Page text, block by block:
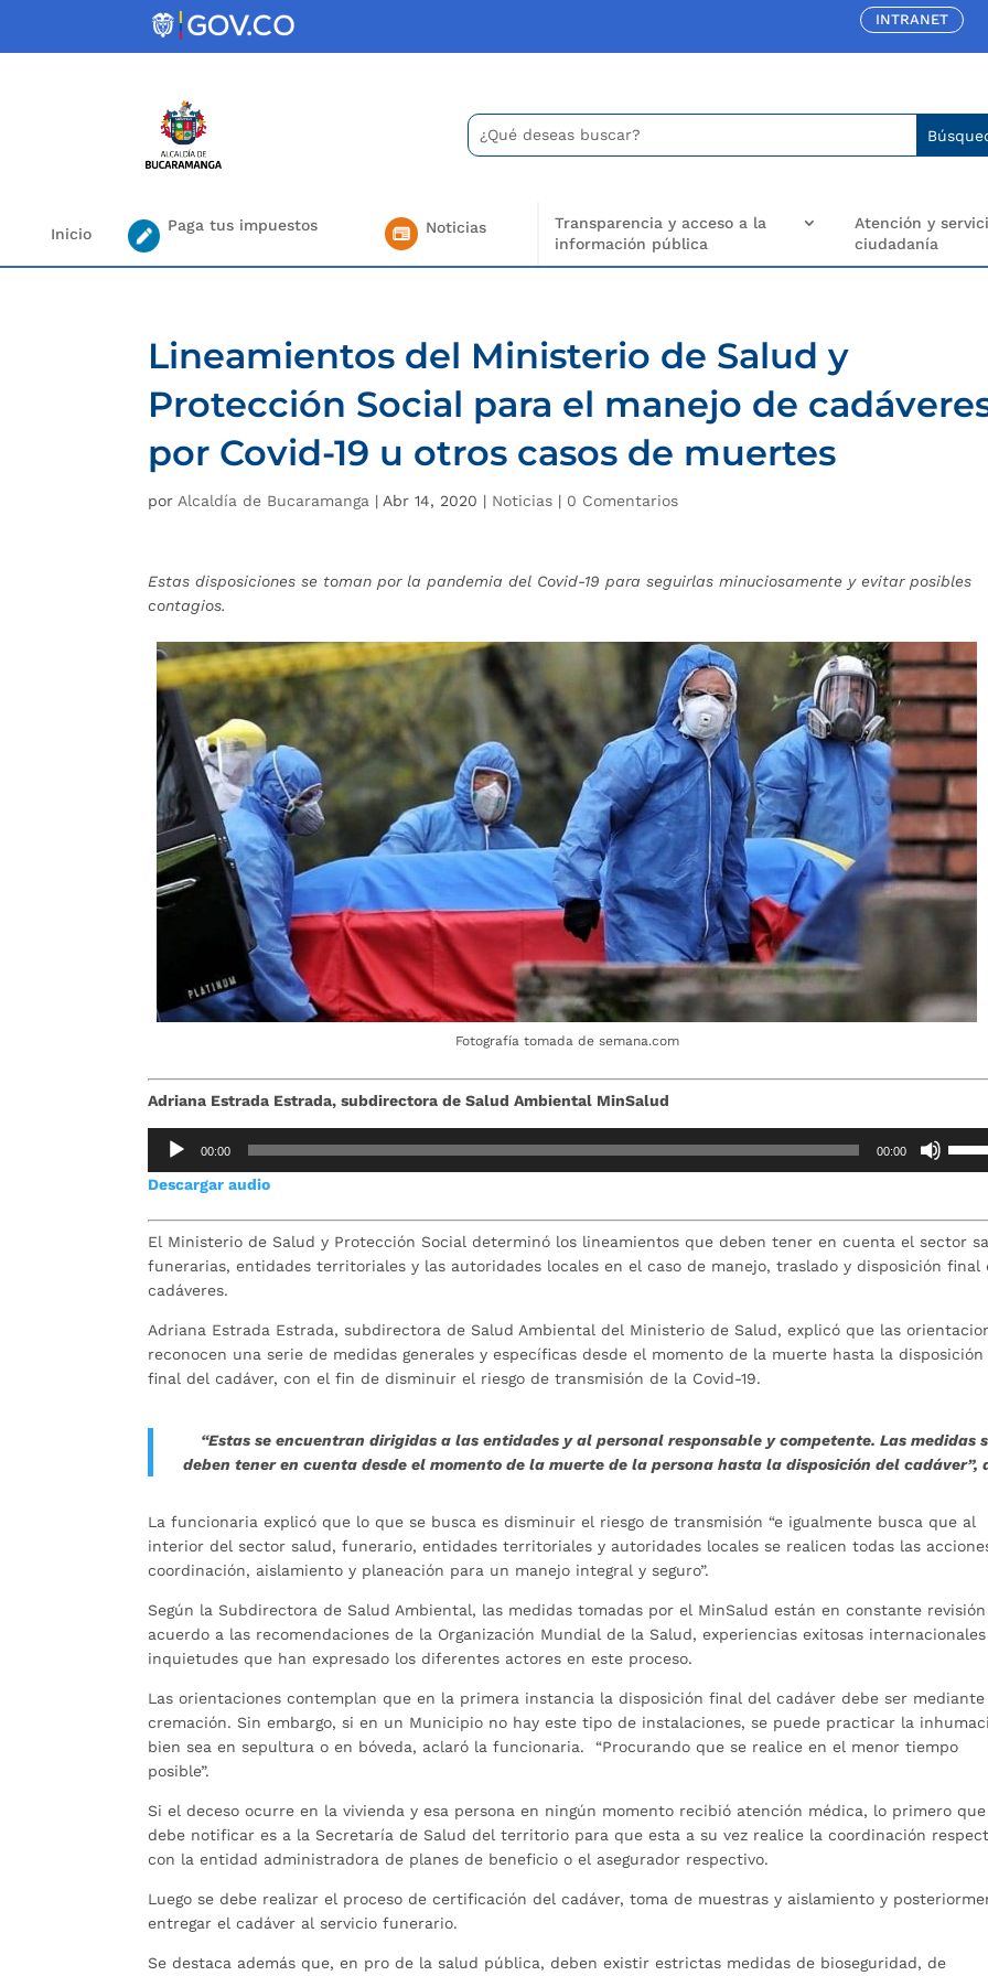
INTRANET
Buscar:
Search
for...
Inicio Paga tus impuestos Noticias
Transparencia y acceso a la
información pública
Atención y
ciudadanía
Lineamientos del Ministerio de Salud y
Protección Social para el manejo de
por Covid-19 u otros casos de muertes
por Alcaldía de Bucaramanga | Abr 14, 2020 | Noticias | 0 Comentarios
Estas disposiciones se toman por la pandemia del Covid-19 para seguirlas minuciosamente y evitar posibles
contagios.
Fotografía tomada de semana.com
Adriana Estrada Estrada, subdirectora de Salud Ambiental MinSalud
Reproductor
audio
00:00 00:00
flecha
o
Descargar audio
El Ministerio de Salud y Protección Social determinó los lineamientos que deben tener en cuenta el sector
funerarias, entidades territoriales y las autoridades locales en el caso de manejo, traslado y disposición final
cadáveres.
Adriana Estrada Estrada, subdirectora de Salud Ambiental del Ministerio de Salud, explicó que las
reconocen una serie de medidas generales y específicas desde el momento de la muerte hasta la disposición
final del cadáver, con el fin de disminuir el riesgo de transmisión de la Covid-19.
“Estas se encuentran dirigidas a las entidades y al personal responsable y competente. Las medidas
deben tener en cuenta desde el momento de la muerte de la persona hasta la disposición del cadáver”,
La funcionaria explicó que lo que se busca es disminuir el riesgo de transmisión “e igualmente busca que al
interior del sector salud, funerario, entidades territoriales y autoridades locales se realicen todas las
coordinación, aislamiento y planeación para un manejo integral y seguro”.
Según la Subdirectora de Salud Ambiental, las medidas tomadas por el MinSalud están en constante
acuerdo a las recomendaciones de la Organización Mundial de la Salud, experiencias exitosas
inquietudes que han expresado los diferentes actores en este proceso.
Las orientaciones contemplan que en la primera instancia la disposición final del cadáver debe ser mediante
cremación. Sin embargo, si en un Municipio no hay este tipo de instalaciones, se puede practicar la
bien sea en sepultura o en bóveda, aclaró la funcionaria. “Procurando que se realice en el menor tiempo
posible”.
Si el deceso ocurre en la vivienda y esa persona en ningún momento recibió atención médica, lo primero que
debe notificar es a la Secretaría de Salud del territorio para que esta a su vez realice la coordinación
con la entidad administradora de planes de beneficio o el asegurador respectivo.
Luego se debe realizar el proceso de certificación del cadáver, toma de muestras y aislamiento y
entregar el cadáver al servicio funerario.
Se destaca además que, en pro de la salud pública, deben existir estrictas medidas de bioseguridad, de